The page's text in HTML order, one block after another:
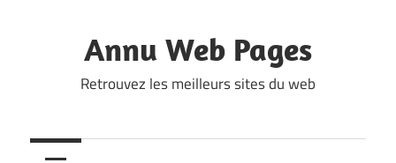
Annu Web Pages
Retrouvez les meilleurs sites du web